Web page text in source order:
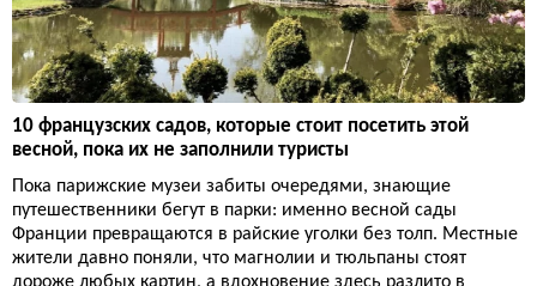
10 французских садов, которые стоит посетить этой
весной, пока их не заполнили туристы
Пока парижские музеи забиты очередями, знающие
путешественники бегут в парки: именно весной сады
Франции превращаются в райские уголки без толп. Местные
жители давно поняли, что магнолии и тюльпаны стоят
дороже любых картин, а вдохновение здесь разлито в